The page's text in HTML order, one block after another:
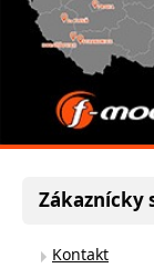
Zákaznícky
Kontakt